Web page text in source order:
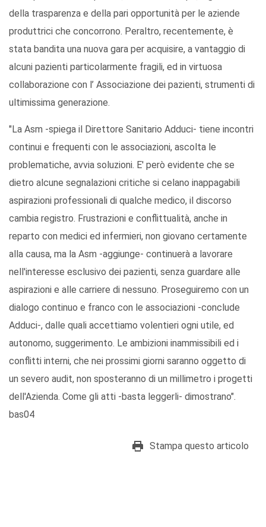
della trasparenza e della pari opportunità per le aziende
produttrici che concorrono. Peraltro, recentemente, è
stata bandita una nuova gara per acquisire, a vantaggio di
alcuni pazienti particolarmente fragili, ed in virtuosa
collaborazione con l’ Associazione dei pazienti, strumenti di
ultimissima generazione.
"La Asm -spiega il Direttore Sanitario Adduci- tiene incontri
continui e frequenti con le associazioni, ascolta le
problematiche, avvia soluzioni. E' però evidente che se
dietro alcune segnalazioni critiche si celano inappagabili
aspirazioni professionali di qualche medico, il discorso
cambia registro. Frustrazioni e conflittualità, anche in
reparto con medici ed infermieri, non giovano certamente
alla causa, ma la Asm -aggiunge- continuerà a lavorare
nell'interesse esclusivo dei pazienti, senza guardare alle
aspirazioni e alle carriere di nessuno. Proseguiremo con un
dialogo continuo e franco con le associazioni -conclude
Adduci-, dalle quali accettiamo volentieri ogni utile, ed
autonomo, suggerimento. Le ambizioni inammissibili ed i
conflitti interni, che nei prossimi giorni saranno oggetto di
un severo audit, non sposteranno di un millimetro i progetti
dell'Azienda. Come gli atti -basta leggerli- dimostrano".
bas04
Stampa questo articolo